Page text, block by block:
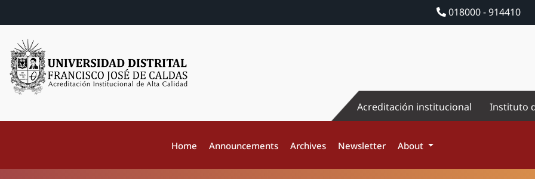
018000 - 914410
Acreditación institucional Instituto
Home Announcements Archives Newsletter About